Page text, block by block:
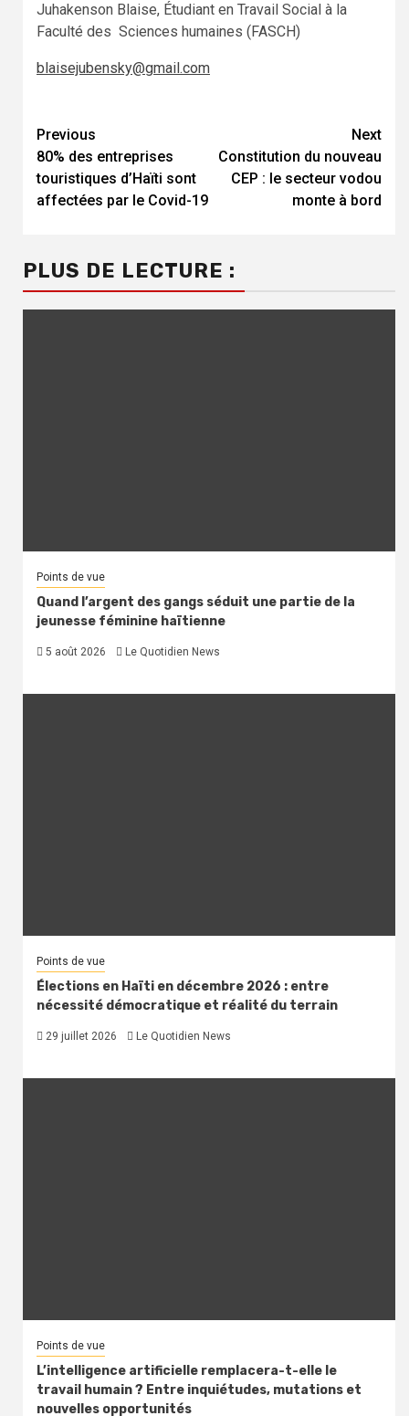
Juhakenson Blaise, Étudiant en Travail Social à la
Faculté des Sciences humaines (FASCH)
blaisejubensky@gmail.com
Continue
Reading
Previous
80% des entreprises
touristiques d’Haïti sont
affectées par le Covid-19
Next
Constitution du nouveau
CEP : le secteur vodou
monte à bord
PLUS DE LECTURE :
Points de vue
Quand l’argent des gangs séduit une partie de la
jeunesse féminine haïtienne
5 août 2026 Le Quotidien News
Points de vue
Élections en Haïti en décembre 2026 : entre
nécessité démocratique et réalité du terrain
29 juillet 2026 Le Quotidien News
Points de vue
L’intelligence artificielle remplacera-t-elle le
travail humain ? Entre inquiétudes, mutations et
nouvelles opportunités